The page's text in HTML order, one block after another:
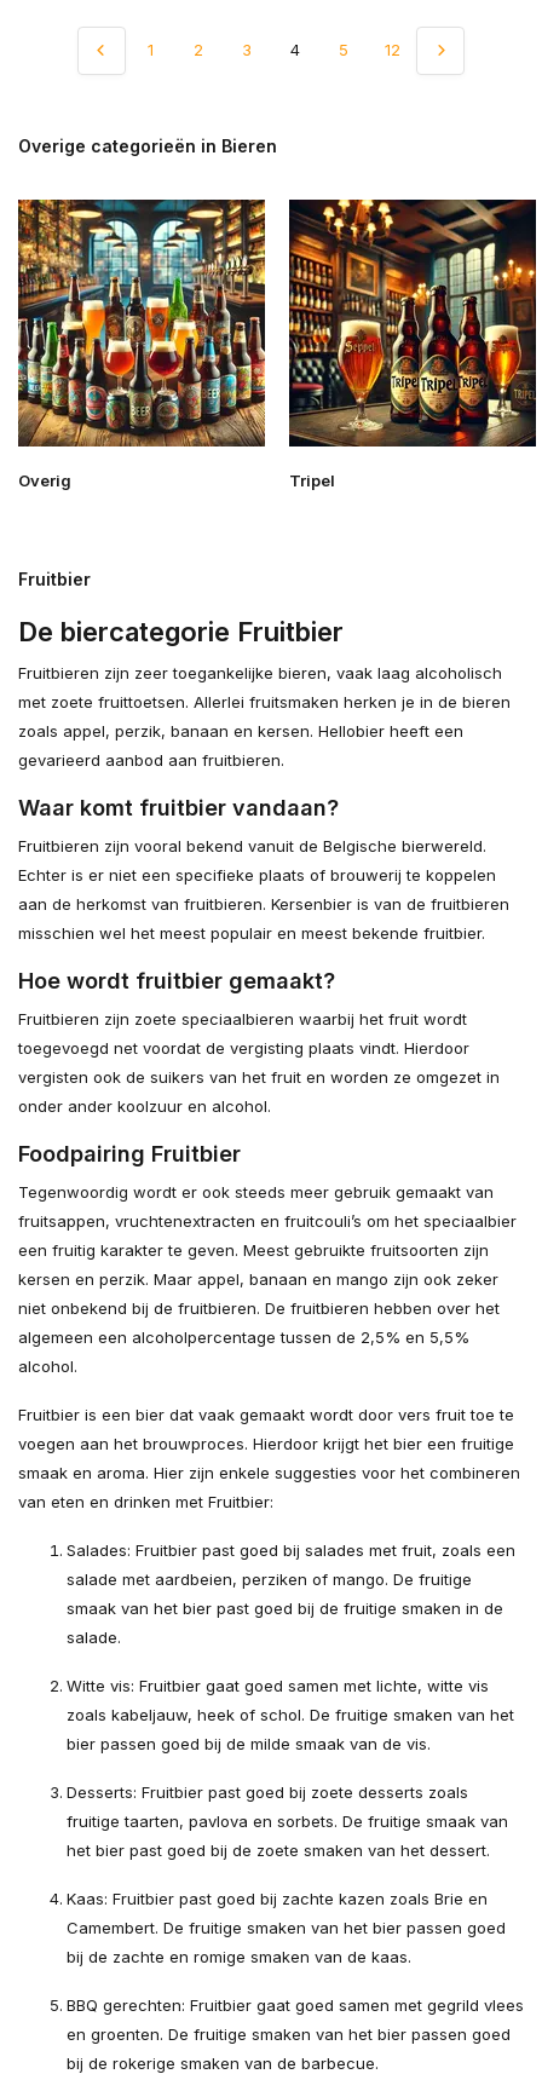
1 2 3 4 5 12
Overige categorieën in Bieren
Overig Tripel
Fruitbier
De biercategorie Fruitbier
Fruitbieren zijn zeer toegankelijke bieren, vaak laag alcoholisch
met zoete fruittoetsen. Allerlei fruitsmaken herken je in de bieren
zoals appel, perzik, banaan en kersen. Hellobier heeft een
gevarieerd aanbod aan fruitbieren.
Waar komt fruitbier vandaan?
Fruitbieren zijn vooral bekend vanuit de Belgische bierwereld.
Echter is er niet een specifieke plaats of brouwerij te koppelen
aan de herkomst van fruitbieren. Kersenbier is van de fruitbieren
misschien wel het meest populair en meest bekende fruitbier.
Hoe wordt fruitbier gemaakt?
Fruitbieren zijn zoete speciaalbieren waarbij het fruit wordt
toegevoegd net voordat de vergisting plaats vindt. Hierdoor
vergisten ook de suikers van het fruit en worden ze omgezet in
onder ander koolzuur en alcohol.
Foodpairing Fruitbier
Tegenwoordig wordt er ook steeds meer gebruik gemaakt van
fruitsappen, vruchtenextracten en fruitcouli’s om het speciaalbier
een fruitig karakter te geven. Meest gebruikte fruitsoorten zijn
kersen en perzik. Maar appel, banaan en mango zijn ook zeker
niet onbekend bij de fruitbieren. De fruitbieren hebben over het
algemeen een alcoholpercentage tussen de 2,5% en 5,5%
alcohol.
Fruitbier is een bier dat vaak gemaakt wordt door vers fruit toe te
voegen aan het brouwproces. Hierdoor krijgt het bier een fruitige
smaak en aroma. Hier zijn enkele suggesties voor het combineren
van eten en drinken met Fruitbier:
Salades: Fruitbier past goed bij salades met fruit, zoals een
salade met aardbeien, perziken of mango. De fruitige
smaak van het bier past goed bij de fruitige smaken in de
salade.
Witte vis: Fruitbier gaat goed samen met lichte, witte vis
zoals kabeljauw, heek of schol. De fruitige smaken van het
bier passen goed bij de milde smaak van de vis.
Desserts: Fruitbier past goed bij zoete desserts zoals
fruitige taarten, pavlova en sorbets. De fruitige smaak van
het bier past goed bij de zoete smaken van het dessert.
Kaas: Fruitbier past goed bij zachte kazen zoals Brie en
Camembert. De fruitige smaken van het bier passen goed
bij de zachte en romige smaken van de kaas.
BBQ gerechten: Fruitbier gaat goed samen met gegrild vlees
en groenten. De fruitige smaken van het bier passen goed
bij de rokerige smaken van de barbecue.